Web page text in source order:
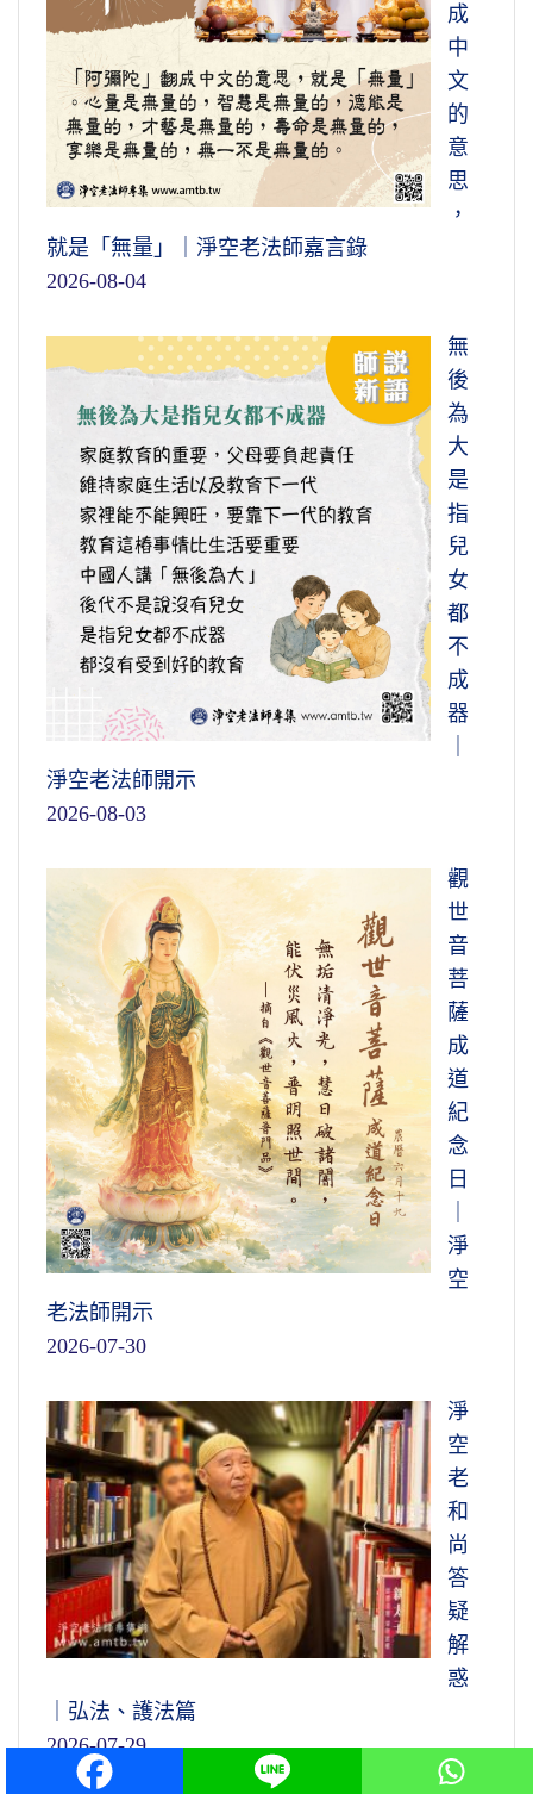
成
中
文
的
意
思
，
就是「無量」｜淨空老法師嘉言錄
2026-08-04
無
後
為
大
是
指
兒
女
都
不
成
器
淨空老法師開示
2026-08-03
觀
世
音
菩
薩
成
道
紀
念
日
淨
空
老法師開示
2026-07-30
淨
空
老
和
尚
答
疑
解
惑
｜弘法、護法篇
2026-07-29